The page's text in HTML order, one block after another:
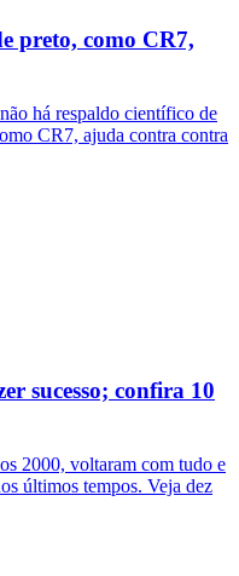
preto, como CR7,
há respaldo científico de
CR7, ajuda contra contra
sucesso; confira 10
2000, voltaram com tudo e
últimos tempos. Veja dez